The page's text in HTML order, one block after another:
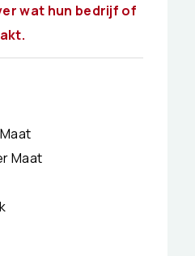
wat hun bedrijf of
Maat